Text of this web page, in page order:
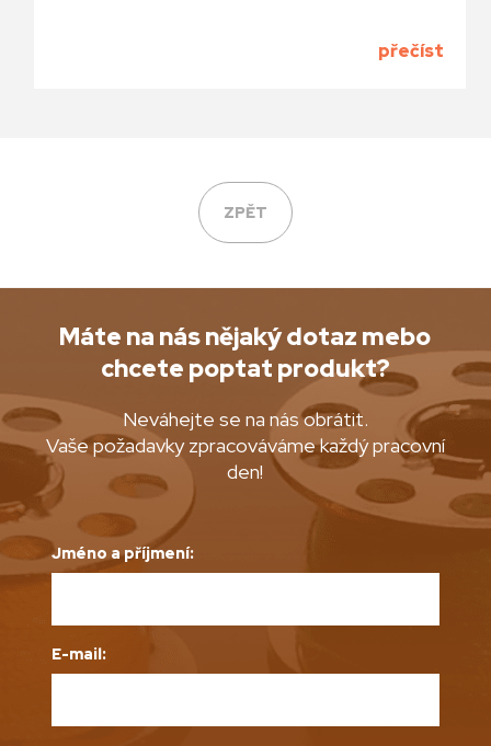
přečíst
ZPĚT
Máte na nás nějaký dotaz mebo
chcete poptat produkt?
Neváhejte se na nás obrátit.
Vaše požadavky zpracováváme každý pracovní
den!
Jméno a příjmení:
E-mail: